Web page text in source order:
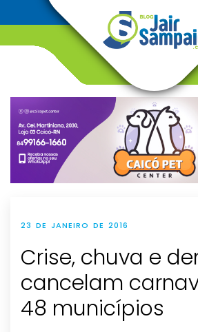
23 DE JANEIRO DE 2016
Crise, chuva e
cancelam
48 municípios